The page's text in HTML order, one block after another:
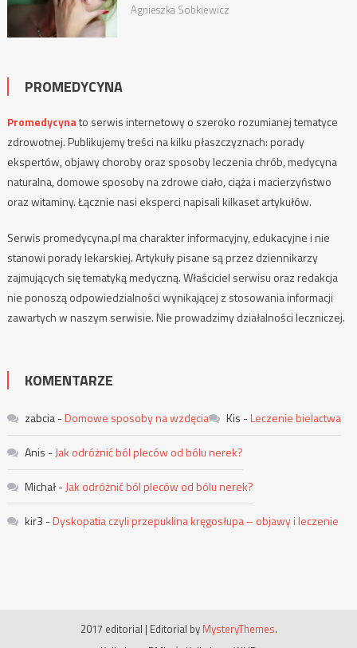
Agnieszka Sobkiewicz
PROMEDYCYNA
Promedycynato serwis internetowy o szeroko rozumianej tematyce
zdrowotnej. Publikujemy treści na kilku płaszczyznach: porady
ekspertów, objawy choroby oraz sposoby leczenia chrób, medycyna
naturalna, domowe sposoby na zdrowe ciało, ciąża i macierzyństwo
oraz witaminy. Łącznie nasi eksperci napisali kilkaset artykułów.
Serwis promedycyna.pl ma charakter informacyjny, edukacyjne i nie
stanowi porady lekarskiej. Artykuły pisane są przez dziennikarzy
zajmujących się tematyką medyczną. Właściciel serwisu oraz redakcja
nie ponoszą odpowiedzialności wynikającej z stosowania informacji
zawartych w naszym serwisie. Nie prowadzimy działalności leczniczej.
KOMENTARZE
zabcia-Domowe sposoby na wzdęcia Kis -Leczenie bielactwa
Anis -Jak odróżnić ból pleców od bólu nerek?
Michał-Jak odróżnić ból pleców od bólu nerek?
kir3 -Dyskopatia czyli przepuklina kręgosłupa – objawy i leczenie
2017 editorial | Editorial by MysteryThemes.